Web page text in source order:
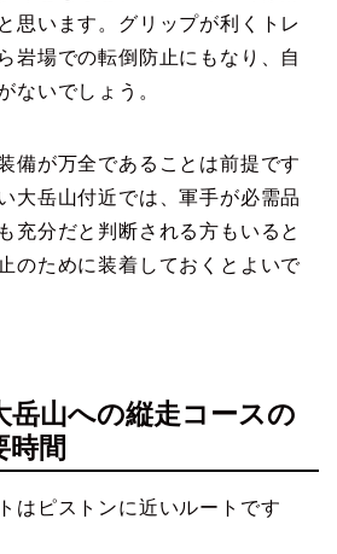
思います。グリップが利くトレ
岩場での転倒防止にもなり、自
ないでしょう。
備が万全であることは前提です
大岳山付近では、軍手が必需品
充分だと判断される方もいると
のために装着しておくとよいで
岳山への縦走コースの
時間
はピストンに近いルートです